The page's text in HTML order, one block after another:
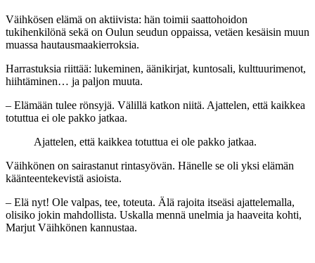
Väihkösen elämä on aktiivista: hän toimii saattohoidon
tukihenkilönä sekä on Oulun seudun oppaissa, vetäen kesäisin muun
muassa hautausmaakierroksia.
Harrastuksia riittää: lukeminen, äänikirjat, kuntosali, kulttuurimenot,
hiihtäminen… ja paljon muuta.
– Elämään tulee rönsyjä. Välillä katkon niitä. Ajattelen, että kaikkea
totuttua ei ole pakko jatkaa.
Ajattelen, että kaikkea totuttua ei ole pakko jatkaa.
Väihkönen on sairastanut rintasyövän. Hänelle se oli yksi elämän
käänteentekevistä asioista.
– Elä nyt! Ole valpas, tee, toteuta. Älä rajoita itseäsi ajattelemalla,
olisiko jokin mahdollista. Uskalla mennä unelmia ja haaveita kohti,
Marjut Väihkönen kannustaa.